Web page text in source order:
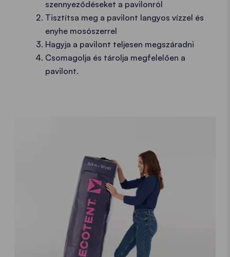
szennyeződéseket a pavilonról
Tisztítsa meg a pavilont langyos vízzel és
enyhe mosószerrel
Hagyja a pavilont teljesen megszáradni
Csomagolja és tárolja megfelelően a
pavilont.